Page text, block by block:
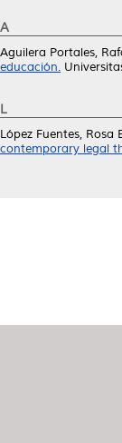
A
Aguilera Portales,
educación.
L
López Fuentes, Rosa
contemporary legal